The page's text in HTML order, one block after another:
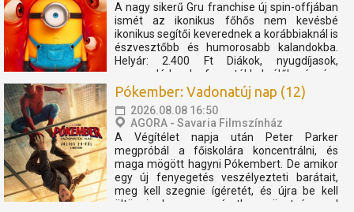
A nagy sikerű Gru franchise új spin-offjában
ismét az ikonikus főhős nem kevésbé
ikonikus segítői keverednek a korábbiaknál is
észvesztőbb és humorosabb kalandokba.
Helyár: 2.400 Ft Diákok, nyugdíjasok,
nagycsaládosok, fogyatékkal élők részére
2.000 Ft Szent Márton kártyával 10%
kedvezmény. Pénztárnyitás...
Pókember: Vadonatúj nap (12)
2026.08.08 16:50
AGORA - Savaria Filmszínház
A Végítélet napja után Peter Parker
megpróbál a főiskolára koncentrálni, és
maga mögött hagyni Pókembert. De amikor
egy új fenyegetés veszélyezteti barátait,
meg kell szegnie ígéretét, és újra be kell
öltöznie, hogy egy váratlan szövetségessel